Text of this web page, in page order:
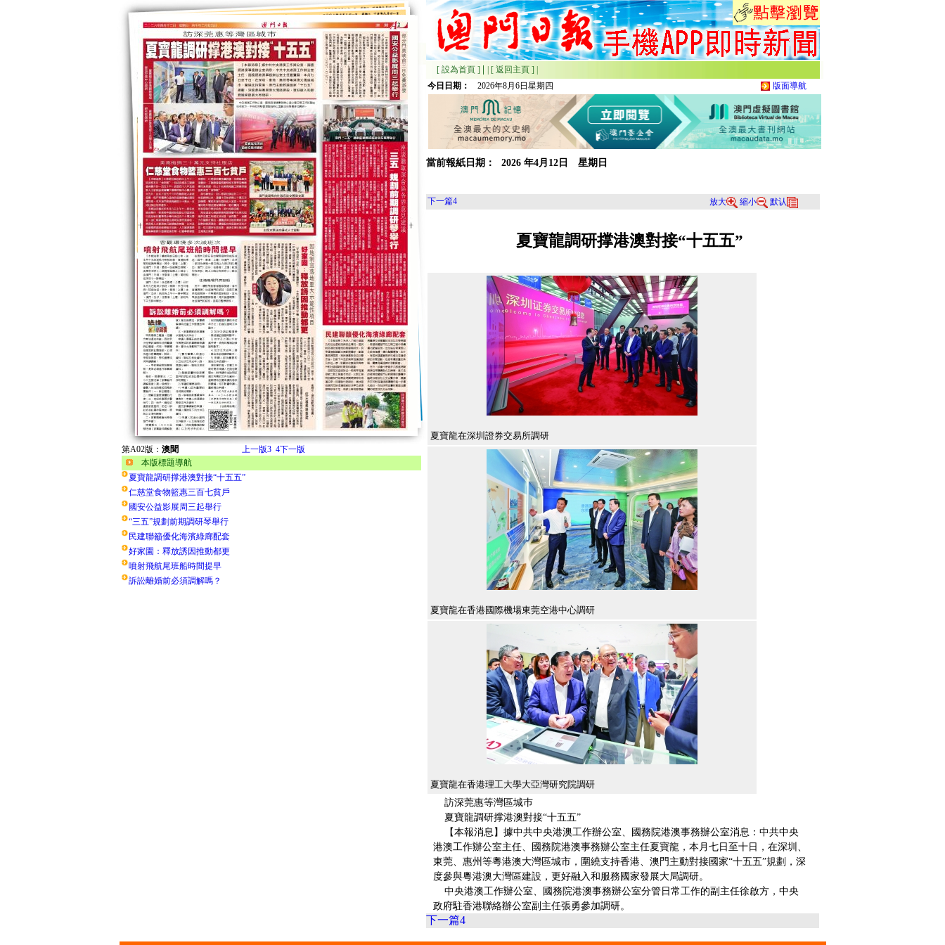
第A02版： 澳聞 上一版3 4下一版
本版標題導航
夏寶龍調研撑港澳對接“十五五”
仁慈堂食物籃惠三百七貧戶
國安公益影展周三起舉行
“三五”規劃前期調研琴舉行
民建聯籲優化海濱綠廊配套
好家園：釋放誘因推動都更
噴射飛航尾班船時間提早
訴訟離婚前必須調解嗎？
[ 設為首頁 ] [ 返回主頁 ]
今日日期：
2026年8月6日星期四 版面導航
當前報紙日期： 2026 年4月 12日 星期 日
下一篇4 放大 縮小 默认
夏寶龍調研撑港澳對接“十五五”
夏寶龍在深圳證券交易所調研
夏寶龍在香港國際機場東莞空港中心調研
夏寶龍在香港理工大學大亞灣研究院調研
訪深莞惠等灣區城巿
夏寶龍調研撑港澳對接“十五五”
【本報消息】據中共中央港澳工作辦公室、國務院港澳事務辦公室消息：中共中央
港澳工作辦公室主任、國務院港澳事務辦公室主任夏寶龍，本月七日至十日，在深圳、
東莞、惠州等粵港澳大灣區城市，圍繞支持香港、澳門主動對接國家“十五五”規劃，深
度參與粵港澳大灣區建設，更好融入和服務國家發展大局調研。
中央港澳工作辦公室、國務院港澳事務辦公室分管日常工作的副主任徐啟方，中央
政府駐香港聯絡辦公室副主任張勇參加調研。
下一篇4